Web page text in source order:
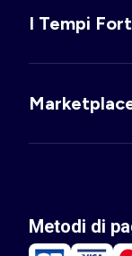
I Tempi
Metodi di